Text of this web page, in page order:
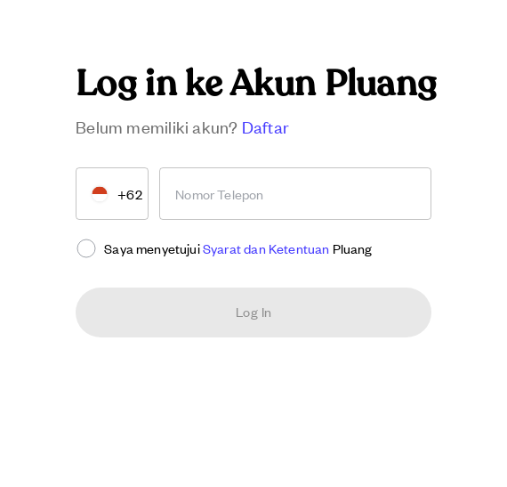
Log in ke Akun Pluang
Belum memiliki akun? Daftar
+62 Nomor Telepon
Saya menyetujuiSyarat dan Ketentuan Pluang
Log In